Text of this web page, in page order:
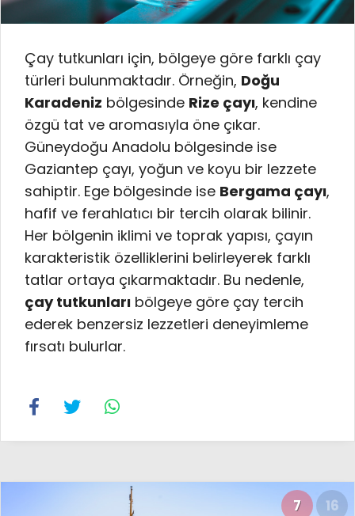
Çay tutkunları için, bölgeye göre farklı çay
türleri bulunmaktadır. Örneğin, Doğu
Karadeniz bölgesinde Rize çayı, kendine
özgü tat ve aromasıyla öne çıkar.
Güneydoğu Anadolu bölgesinde ise
Gaziantep çayı, yoğun ve koyu bir lezzete
sahiptir. Ege bölgesinde ise Bergama çayı,
hafif ve ferahlatıcı bir tercih olarak bilinir.
Her bölgenin iklimi ve toprak yapısı, çayın
karakteristik özelliklerini belirleyerek farklı
tatlar ortaya çıkarmaktadır. Bu nedenle,
çay tutkunları bölgeye göre çay tercih
ederek benzersiz lezzetleri deneyimleme
fırsatı bulurlar.
7 16